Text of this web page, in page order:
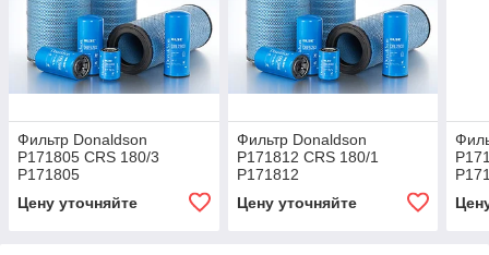
Фильтр Donaldson
P171805 CRS 180/3
P171805
Цену уточняйте
Фильтр Donaldson
P171812 CRS 180/1
P171812
Цену уточняйте